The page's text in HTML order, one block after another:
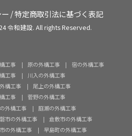
/特定商取引法に基づく表記
令和建設. All rights Reserved.
工事 原の外構工事
宿の外構工事
工事
川入の外構工事
構工事
尾上の外構工事
工事
菅野の外構工事
外構工事
庭瀬の外構工事
市の外構工事
倉敷市の外構工事
の外構工事
早島町の外構工事